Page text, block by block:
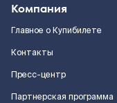
Компания
Главное о Купибилете
Контакты
Пресс-центр
Партнерская программа